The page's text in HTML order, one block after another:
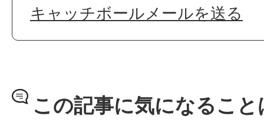
キャッチボールメールを送る
この記事に気になるこ